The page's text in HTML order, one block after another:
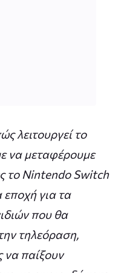
λειτουργεί το
να μεταφέρουμε
το Nintendo Switch
εποχή για τα
που θα
τηλεόραση,
να παίξουν